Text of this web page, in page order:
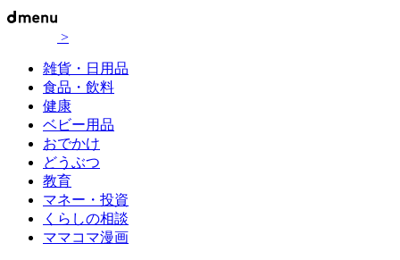
>
雑貨・日用品
食品・飲料
健康
ベビー用品
おでかけ
どうぶつ
教育
マネー・投資
くらしの相談
ママコマ漫画